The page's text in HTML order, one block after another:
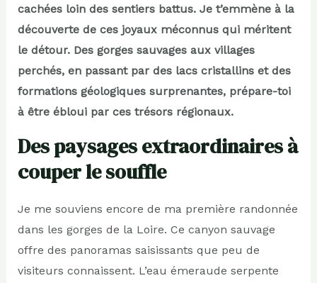
cachées loin des sentiers battus. Je t’emmène à la
découverte de ces joyaux méconnus qui méritent
le détour. Des gorges sauvages aux villages
perchés, en passant par des lacs cristallins et des
formations géologiques surprenantes, prépare-toi
à être ébloui par ces trésors régionaux.
Des paysages extraordinaires à
couper le souffle
Je me souviens encore de ma première randonnée
dans les gorges de la Loire. Ce canyon sauvage
offre des panoramas saisissants que peu de
visiteurs connaissent. L’eau émeraude serpente